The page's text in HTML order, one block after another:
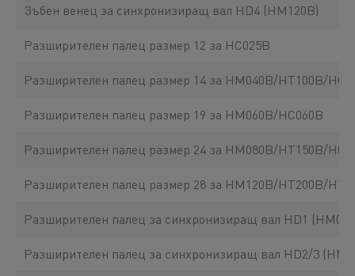
Зъбен венец за синхронизиращ вал HD4 (HM120B)
Разширителен палец размер 12 за HC025B
Разширителен палец размер 14 за HM040B/HT100B/
Разширителен палец размер 19 за HM060B/HC060B
Разширителен палец размер 24 за HM080B/HT150B/
Разширителен палец размер 28 за HM120B/HT200B/
Разширителен палец за синхронизиращ вал HD1
Разширителен палец за синхронизиращ вал HD2/3